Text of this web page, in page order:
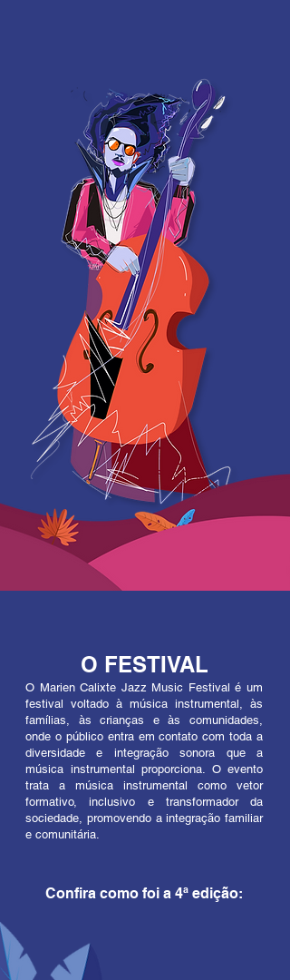
O FESTIVAL
O Marien Calixte Jazz Music Festival é um
festival voltado à música instrumental, às
famílias, às crianças e às comunidades,
onde o público entra em contato com toda a
diversidade e integração sonora que a
música instrumental proporciona. O evento
trata a música instrumental como vetor
formativo, inclusivo e transformador da
sociedade, promovendo a integração familiar
e comunitária.
Confira como foi a 4ª edição: